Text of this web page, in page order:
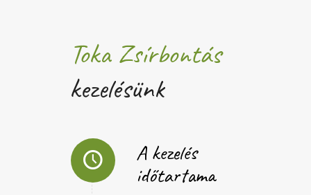
Toka Zsírbontás
kezelésünk
A kezelés
időtartama